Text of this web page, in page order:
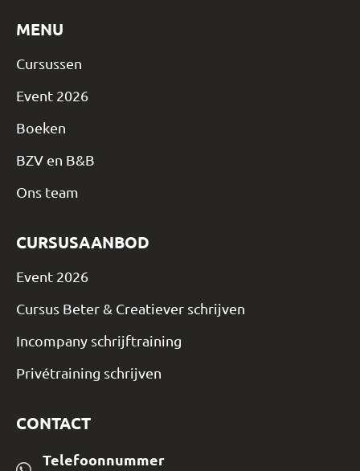
MENU
Cursussen
Event 2026
Boeken
BZV en B&B
Ons team
CURSUSAANBOD
Event 2026
Cursus Beter & Creatiever schrijven
Incompany schrijftraining
Privétraining schrijven
CONTACT
Telefoonnummer